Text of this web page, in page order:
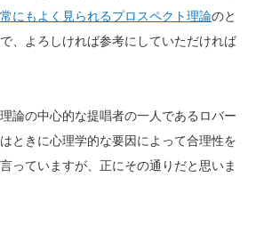
にもよく見られるプロスペクト理論のと
、よろしければ参考にしていただければ
論の中心的な提唱者の一人であるロバー
ときに心理学的な要因によって合理性を
っていますが、正にその通りだと思いま